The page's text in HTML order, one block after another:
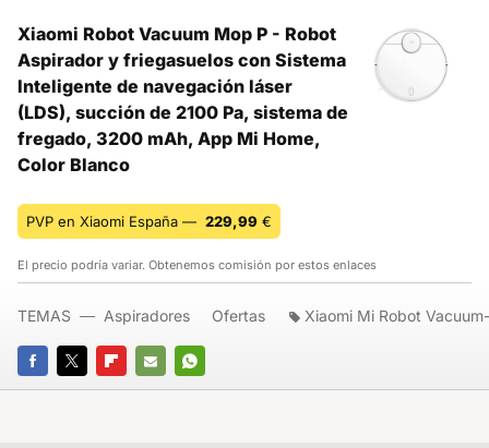
Xiaomi Robot Vacuum Mop P - Robot
Aspirador y friegasuelos con Sistema
Inteligente de navegación láser
(LDS), succión de 2100 Pa, sistema de
fregado, 3200 mAh, App Mi Home,
Color Blanco
PVP en Xiaomi España — 229,99 €
El precio podría variar. Obtenemos comisión por estos enlaces
FACEBOOK
TWITTERFLIPBOARD
E-
WHATSAPP
TEMAS Aspiradores Ofertas Xiaomi Mi Robot